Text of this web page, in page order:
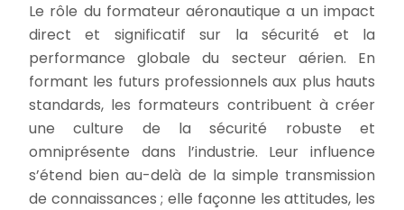
Le rôle du formateur aéronautique a un impact
direct et significatif sur la sécurité et la
performance globale du secteur aérien. En
formant les futurs professionnels aux plus hauts
standards, les formateurs contribuent à créer
une culture de la sécurité robuste et
omniprésente dans l’industrie. Leur influence
s’étend bien au-delà de la simple transmission
de connaissances ; elle façonne les attitudes, les